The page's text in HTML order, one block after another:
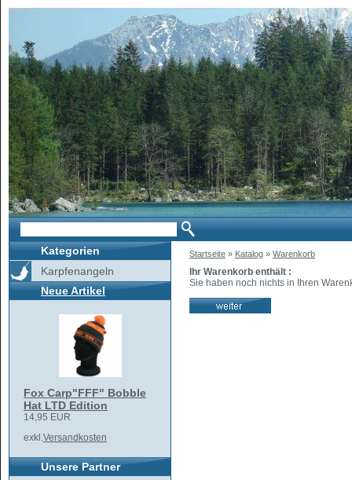
Kategorien
Karpfenangeln
Neue Artikel
Fox Carp"FFF" Bobble
Hat LTD Edition
14,95 EUR
exkl.Versandkosten
Unsere Partner
Startseite » Katalog » Warenkorb
Ihr Warenkorb enthält :
Sie haben noch nichts in Ihren